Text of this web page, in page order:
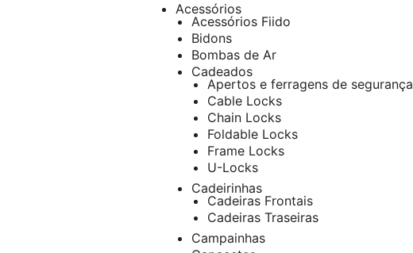
Acessórios
Acessórios Fiido
Bidons
Bombas de Ar
Cadeados
Apertos e ferragens de segurança
Cable Locks
Chain Locks
Foldable Locks
Frame Locks
U-Locks
Cadeirinhas
Cadeiras Frontais
Cadeiras Traseiras
Campainhas